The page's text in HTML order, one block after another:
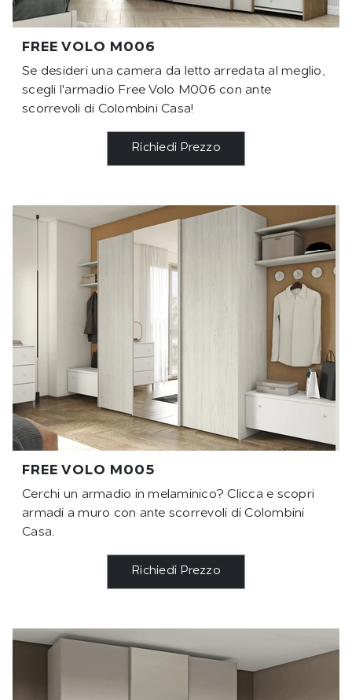
FREE VOLO M006
Se desideri una camera da letto arredata al meglio,
scegli l'armadio Free Volo M006 con ante
scorrevoli di Colombini Casa!
Richiedi Prezzo
FREE VOLO M005
Cerchi un armadio in melaminico? Clicca e scopri
armadi a muro con ante scorrevoli di Colombini
Casa.
Richiedi Prezzo